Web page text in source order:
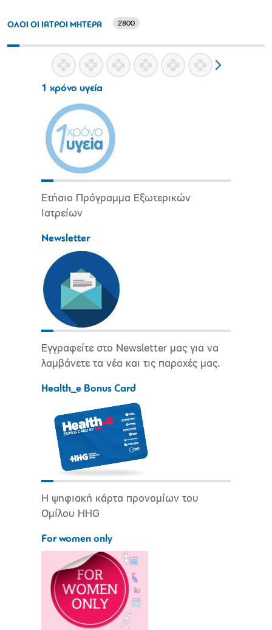
ΟΛΟΙ ΟΙ ΙΑΤΡΟΙ ΜΗΤΕΡΑ 2800
1 χρόνο υγεία
Ετήσιο Πρόγραμμα Εξωτερικών
Ιατρείων
Newsletter
Εγγραφείτε στο Newsletter μας για να
λαμβάνετε τα νέα και τις παροχές μας.
Health_e Bonus Card
Η ψηφιακή κάρτα προνομίων του
Ομίλου HHG
For women only